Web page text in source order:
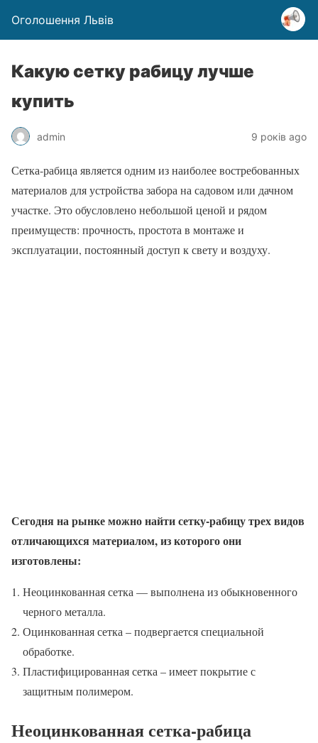
Оголошення Львів
Какую сетку рабицу лучше
купить
admin 9 років ago
Сетка-рабица является одним из наиболее востребованных
материалов для устройства забора на садовом или дачном
участке. Это обусловлено небольшой ценой и рядом
преимуществ: прочность, простота в монтаже и
эксплуатации, постоянный доступ к свету и воздуху.
Сегодня на рынке можно найти сетку-рабицу трех видов
отличающихся материалом, из которого они
изготовлены:
Неоцинкованная сетка — выполнена из обыкновенного
черного металла.
Оцинкованная сетка – подвергается специальной
обработке.
Пластифицированная сетка – имеет покрытие с
защитным полимером.
Неоцинкованная сетка-рабица